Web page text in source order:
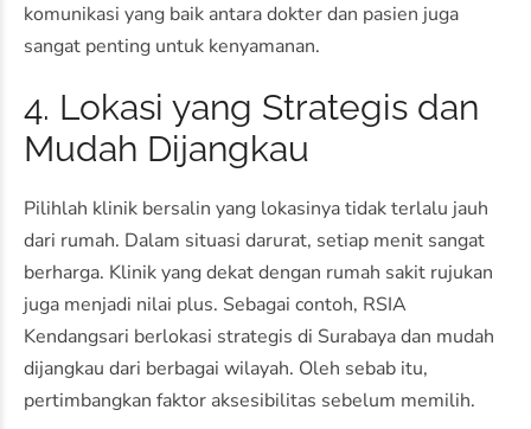
komunikasi yang baik antara dokter dan pasien juga
sangat penting untuk kenyamanan.
4. Lokasi yang Strategis dan
Mudah Dijangkau
Pilihlah klinik bersalin yang lokasinya tidak terlalu jauh
dari rumah. Dalam situasi darurat, setiap menit sangat
berharga. Klinik yang dekat dengan rumah sakit rujukan
juga menjadi nilai plus. Sebagai contoh, RSIA
Kendangsari berlokasi strategis di Surabaya dan mudah
dijangkau dari berbagai wilayah. Oleh sebab itu,
pertimbangkan faktor aksesibilitas sebelum memilih.